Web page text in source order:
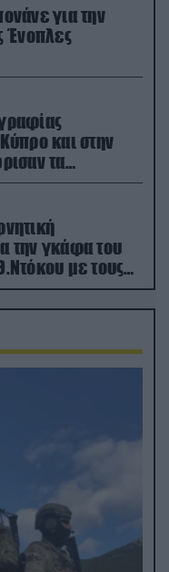
για την
Ένοπλες
και στην
τα
την γκάφα του
με τους